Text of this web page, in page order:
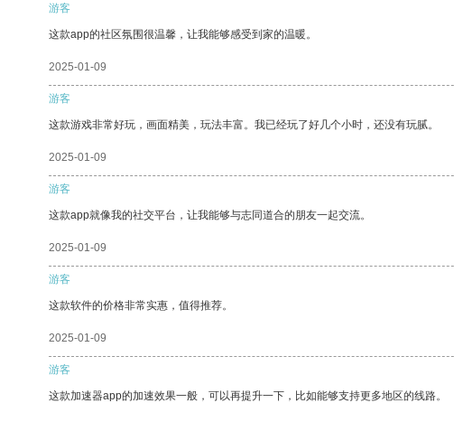
游客
这款app的社区氛围很温馨，让我能够感受到家的温暖。
2025-01-09
游客
这款游戏非常好玩，画面精美，玩法丰富。我已经玩了好几个小时，还没有玩腻。
2025-01-09
游客
这款app就像我的社交平台，让我能够与志同道合的朋友一起交流。
2025-01-09
游客
这款软件的价格非常实惠，值得推荐。
2025-01-09
游客
这款加速器app的加速效果一般，可以再提升一下，比如能够支持更多地区的线路。